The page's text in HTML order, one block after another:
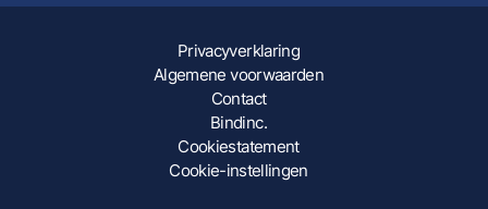
Privacyverklaring
Algemene voorwaarden
Contact
Bindinc.
Cookiestatement
Cookie-instellingen